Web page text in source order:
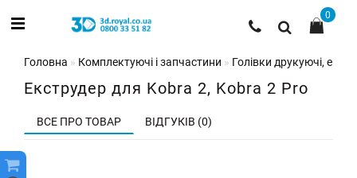
0
Головна Комплектуючі і запчастини Голівки друкуючі,
Екструдер для Kobra 2, Kobra 2 Pro
ВСЕ ПРО ТОВАР ВІДГУКІВ (0)